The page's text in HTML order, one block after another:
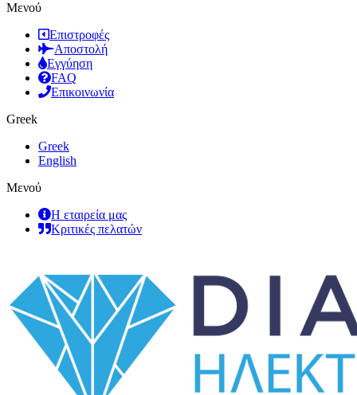
Μενού
Επιστροφές
Αποστολή
Εγγύηση
FAQ
Επικοινωνία
Greek
Greek
English
Μενού
Η εταιρεία μας
Κριτικές πελατών